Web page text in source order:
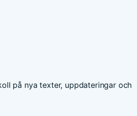
på nya texter, uppdateringar och